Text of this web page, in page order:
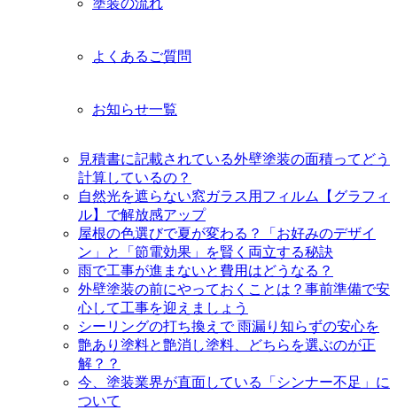
よくあるご質問
お知らせ一覧
見積書に記載されている外壁塗装の面積ってどう
計算しているの？
自然光を遮らない窓ガラス用フィルム【グラフィ
ル】で解放感アップ
屋根の色選びで夏が変わる？「お好みのデザイ
ン」と「節電効果」を賢く両立する秘訣
雨で工事が進まないと費用はどうなる？
外壁塗装の前にやっておくことは？事前準備で安
心して工事を迎えましょう
シーリングの打ち換えで 雨漏り知らずの安心を
艶あり塗料と艶消し塗料、どちらを選ぶのが正
解？？
今、塗装業界が直面している「シンナー不足」に
ついて